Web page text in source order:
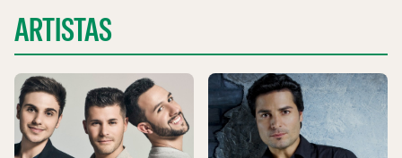
ARTISTAS